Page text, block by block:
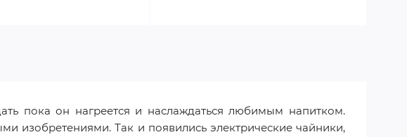
пока он нагреется и наслаждаться любимым напитком.
изобретениями. Так и появились электрические чайники,